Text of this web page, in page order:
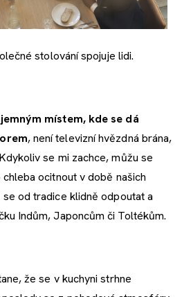
stolování spojuje lidi.
místem, kde se dá
, není televizní hvězdná brána,
se mi zachce, můžu se
ocitnout v době našich
od tradice klidně odpoutat a
Indům, Japoncům či Toltékům.
že se v kuchyni strhne